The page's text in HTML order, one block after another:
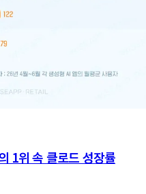
1위 속 클로드 성장률